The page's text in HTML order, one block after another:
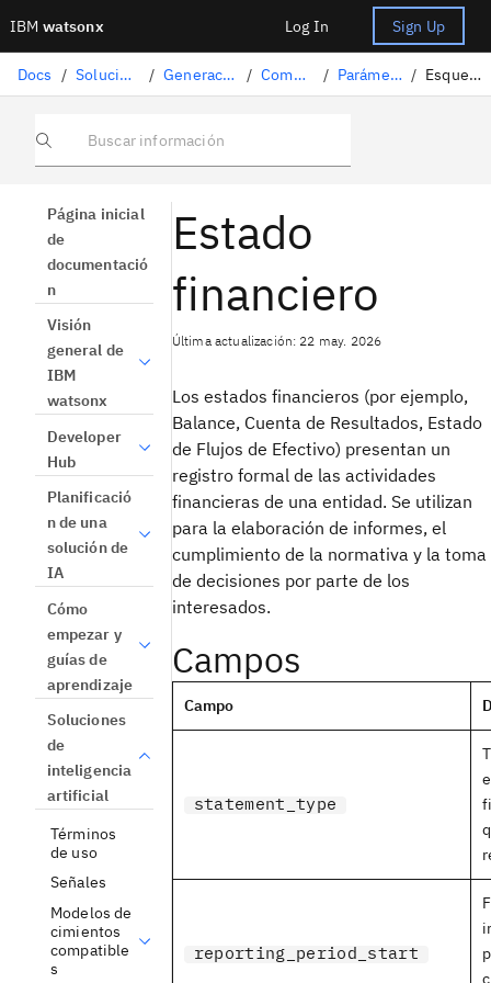
IBM watsonx Log In Sign Up
Docs / Soluciones de inteligencia artificial / Generación aumentada por recuperación / Comprender los documentos / Parámetros de tratamiento de texto / Esquema de los estados financieros
Buscar información
Página inicial
de
documentació
n
Visión
general de
IBM
watsonx
Developer
Hub
Planificació
n de una
solución de
IA
Cómo
empezar y
guías de
aprendizaje
Soluciones
de
inteligencia
artificial
Términos
de uso
Señales
Modelos de
cimientos
compatible
s
Estado
financiero
Última actualización: 22 may. 2026
Los estados financieros (por ejemplo,
Balance, Cuenta de Resultados, Estado
de Flujos de Efectivo) presentan un
registro formal de las actividades
financieras de una entidad. Se utilizan
para la elaboración de informes, el
cumplimiento de la normativa y la toma
de decisiones por parte de los
interesados.
Campos
Campo
statement_type
reporting_period_start